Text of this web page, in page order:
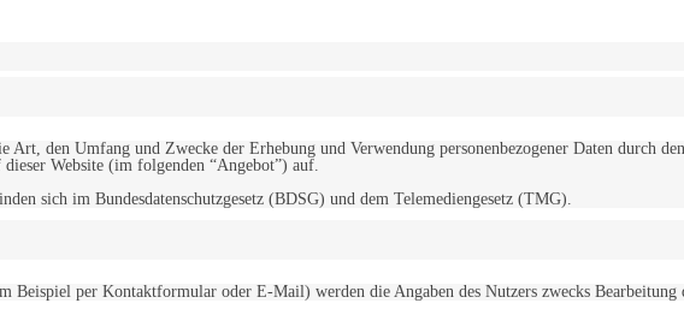
Art, den Umfang und Zwecke der Erhebung und Verwendung personenbezogener Daten
Website (im folgenden “Angebot”) auf.
sich im Bundesdatenschutzgesetz (BDSG) und dem Telemediengesetz (TMG).
per Kontaktformular oder E-Mail) werden die Angaben des Nutzers zwecks Bearbeitung